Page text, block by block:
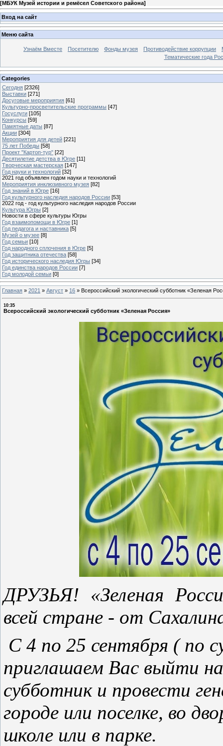
[МБУК Музей истории и ремёсел Советского района]
Вход на сайт
Меню сайта
Узнаём Вместе Посетителю Фонды музея Противодействие коррупции
Тематические года
Categories
Сегодня [2326]
Выставки [271]
Досуговые мероприятия [61]
Культурно-просветительские программы [47]
Госуслуги [105]
Конкурсы [59]
Памятные даты [87]
Акции [304]
Мероприятия для детей [221]
75 лет Победы [58]
Проект "Картоп-тур" [22]
Десятилетие детства в Югре [11]
Творческая мастерская [147]
Год науки и технологий [32]
2021 год объявлен годом науки и технологий
Мероприятия инклюзивного музея [82]
Год знаний в Югре [16]
Год культурного наследия народов России [53]
2022 год - год культурного наследия народов России
Культура Югры [2]
Новости в сфере культуры Югры
Год взаимопомощи в Югре [1]
Год педагога и наставника [5]
Музей о музее [8]
Год семьи [10]
Год народного сплочения в Югре [5]
Год защитника отечества [58]
Год исторического наследия Югры [34]
Год единства народов России [7]
Год молодой семьи [0]
Главная » 2021 » Август » 16 » Всероссийский экологический субботник «Зеленая
10:35
Всероссийский экологический субботник «Зеленая Россия»
ДРУЗЬЯ! «Зеленая
всей стране - от
С 4 по 25 сентября ( по
приглашаем Вас выйти на
субботник и провести
городе или поселке, во
школе или в парке.